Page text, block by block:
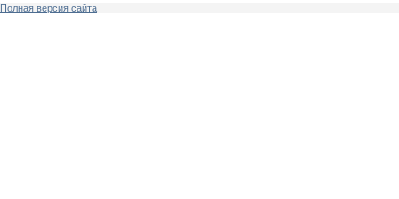
Полная версия сайта